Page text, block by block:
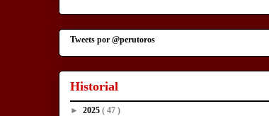
Tweets por @perutoros
Historial
► 2025 ( 47 )